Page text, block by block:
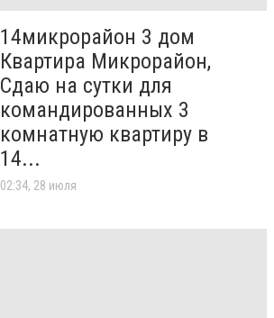
14микрорайон 3 дом
Квартира Микрорайон,
Сдаю на сутки для
командированных 3
комнатную квартиру в
14...
02:34, 28 июля